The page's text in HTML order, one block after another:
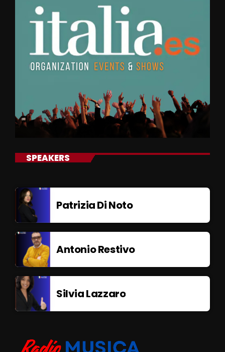
SPEAKERS
Patrizia Di Noto
Antonio Restivo
Silvia Lazzaro